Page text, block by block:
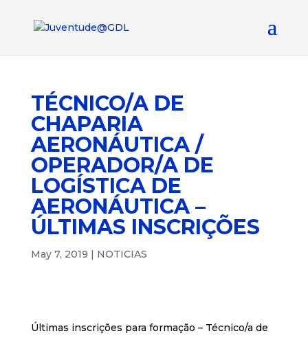
TÉCNICO/A DE
CHAPARIA
AERONÁUTICA /
OPERADOR/A DE
LOGÍSTICA DE
AERONÁUTICA –
ÚLTIMAS INSCRIÇÕES
May 7, 2019 | NOTICIAS
Últimas inscrições para formação – Técnico/a de